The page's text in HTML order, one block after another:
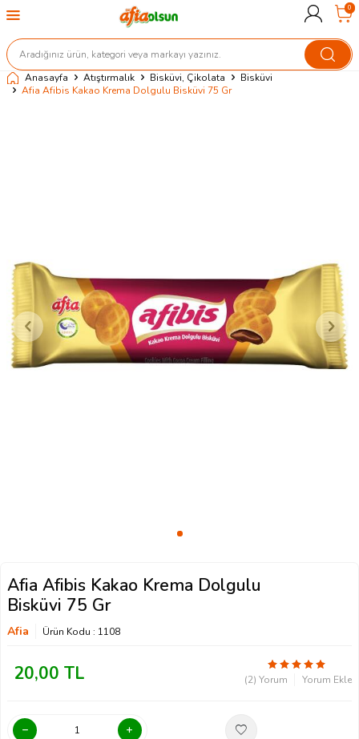
0
Anasayfa Atıştırmalık Bisküvi, Çikolata
Bisküvi
Afia Afibis Kakao Krema Dolgulu Bisküvi 75 Gr
Afia Afibis Kakao Krema Dolgulu
Bisküvi 75 Gr
Afia Ürün Kodu : 1108
20,00 TL (2) Yorum Yorum Ekle